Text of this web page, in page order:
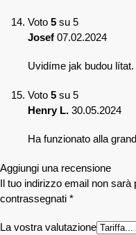
Voto 5 su 5
Josef 07.02.2024
Uvidíme jak budou lítat.
Voto 5 su 5
Henry L. 30.05.2024
Ha funzionato alla
Aggiungi una recensione
Il tuo indirizzo email non sarà
contrassegnati *
La vostra valutazione